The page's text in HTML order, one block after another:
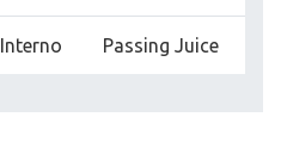
Interno Passing Juice